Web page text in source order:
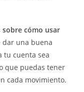
sobre cómo usar
dar una buena
tu cuenta sea
que puedas tener
cada movimiento.